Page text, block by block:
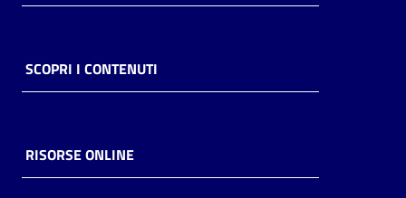
Casa
Piani
storico
SCOPRI I CONTENUTI
RISORSE ONLINE